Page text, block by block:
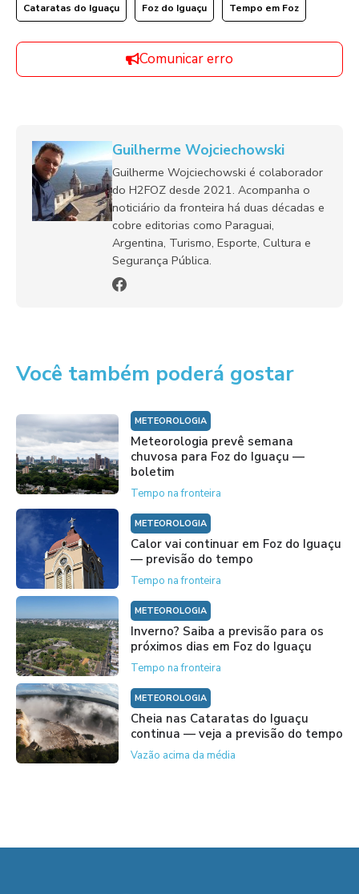
Cataratas do Iguaçu Foz do Iguaçu Tempo em Foz
Comunicar erro
Guilherme Wojciechowski
Guilherme Wojciechowski é colaborador
do H2FOZ desde 2021. Acompanha o
noticiário da fronteira há duas décadas e
cobre editorias como Paraguai,
Argentina, Turismo, Esporte, Cultura e
Segurança Pública.
Você também poderá gostar
METEOROLOGIA
Meteorologia prevê semana
chuvosa para Foz do Iguaçu —
boletim
Tempo na fronteira
METEOROLOGIA
Calor vai continuar em Foz do Iguaçu
— previsão do tempo
Tempo na fronteira
METEOROLOGIA
Inverno? Saiba a previsão para os
próximos dias em Foz do Iguaçu
Tempo na fronteira
METEOROLOGIA
Cheia nas Cataratas do Iguaçu
continua — veja a previsão do tempo
Vazão acima da média